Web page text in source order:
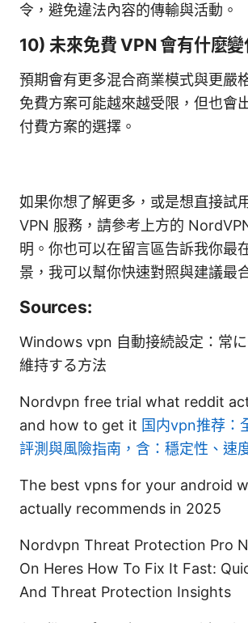
令，避免違法內容的傳輸與活動。
10) 未來免費 VPN 會有什麼變
預期會有更多混合商業模式與更嚴
免費方案可能越來越受限，但也會
付費方案的選擇。
如果你想了解更多，或是想直接試
VPN 服務，請參考上方的
明。你也可以在留言區告訴我你最
景，我可以幫你快速對照與建議最
Sources:
Windows vpn 自動接続設定：常
維持する方法
Nordvpn free trial what reddit
and how to get it 国内vpn推荐：
評測與風險指南，含：穩定性、速
The best vpns for your android
actually recommends in 2025
Nordvpn Threat Protection Pro
On Heres How To Fix It Fast:
And Threat Protection Insights